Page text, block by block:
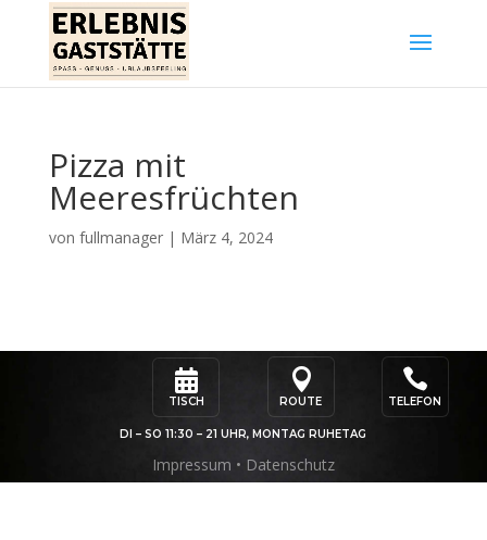
Pizza mit
Meeresfrüchten
von fullmanager| März 4, 2024

TISCH

ROUTE

TELEFON
DI – SO 11:30 – 21 UHR, MONTAG RUHETAG
Impressum • Datenschutz